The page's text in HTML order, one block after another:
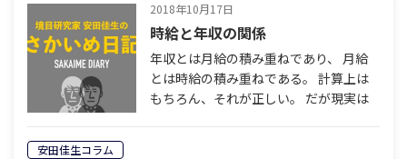
2018年10月17日
時給と年収の関係
年収とは月給の積み重ねであり、 月給
とは時給の積み重ねである。 計算上は
もちろん、それが正しい。 だが現実は
安田佳生コラム